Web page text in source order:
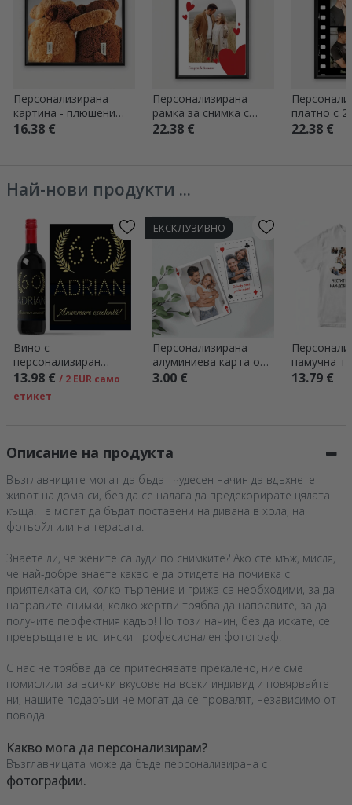
Персонализирана
картина - плюшени
мечета
16.38 €
Персонализирана
рамка за снимка с
фотография и
22.38 €
платно с 2
текст -
22.38 €
Най-нови продукти ...
Вино с
персонализиран
надпис – Gold
13.98 € / 2 EUR само
етикет
ЕКСКЛУЗИВНО
Персонализирана
алуминиева карта от
двете страни със
3.00 €
памучна
снимки и
13.79 €
Описание на продукта
Възглавниците могат да бъдат чудесен начин да вдъхнете
живот на дома си, без да се налага да предекорирате цялата
къща. Те могат да бъдат поставени на дивана в хола, на
фотьойл или на терасата.
Знаете ли, че жените са луди по снимките? Ако сте мъж, мисля,
че най-добре знаете какво е да отидете на почивка с
приятелката си, колко търпение и грижа са необходими, за да
направите снимки, колко жертви трябва да направите, за да
получите перфектния кадър! По този начин, без да искате, се
превръщате в истински професионален фотограф!
С нас не трябва да се притеснявате прекалено, ние сме
помислили за всички вкусове на всеки индивид и повярвайте
ни, нашите подаръци не могат да се провалят, независимо от
повода.
Какво мога да персонализирам?
Възглавницата може да бъде персонализирана с
фотографии.